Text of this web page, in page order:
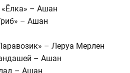
– Ашан
– Ашан
– Леруа Мерлен
– Ашан
– Ашан